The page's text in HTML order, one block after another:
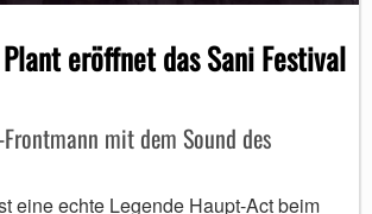
eröffnet das Sani Festival
Frontmann mit dem Sound des
eine echte Legende Haupt-Act beim